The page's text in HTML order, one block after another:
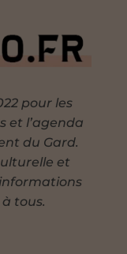
pour les
et l’agenda
du Gard.
et
tous.